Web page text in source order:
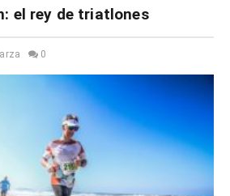
el rey de triatlones
0